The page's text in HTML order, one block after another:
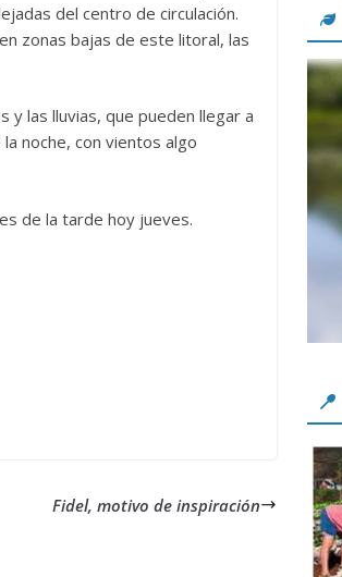
del centro de circulación.
zonas bajas de este litoral, las
y las lluvias, que pueden llegar a
noche, con vientos algo
de la tarde hoy jueves.
Fidel, motivo de inspiración